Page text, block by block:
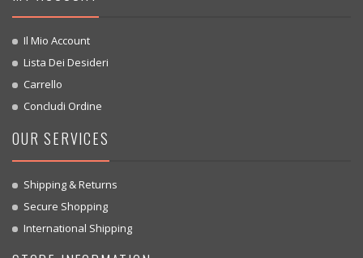
Il Mio Account
Lista Dei Desideri
Carrello
Concludi Ordine
OUR SERVICES
Shipping & Returns
Secure Shopping
International Shipping